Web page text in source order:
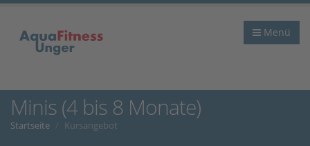
Menü
Minis (4 bis 8 Monate)
Startseite Kursangebot